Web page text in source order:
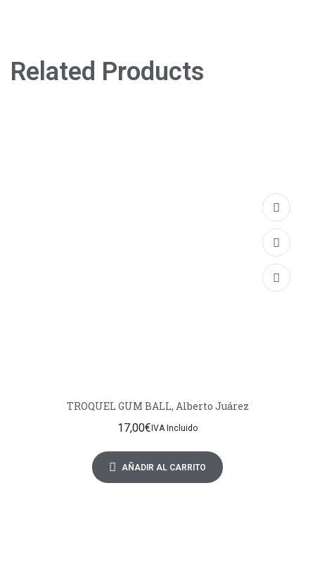
Related Products
TROQUEL GUM BALL, Alberto Juárez
17,00€IVA Incluido
AÑADIR AL CARRITO